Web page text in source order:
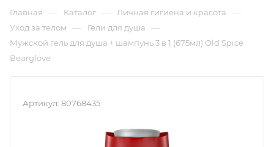
Главная — Каталог — Личная гигиена и красота —
Уход за телом — Гели для душа —
Мужской гель для душа + шампунь 3 в 1 (675мл) Old Spice
Bearglove
Артикул: 80768435